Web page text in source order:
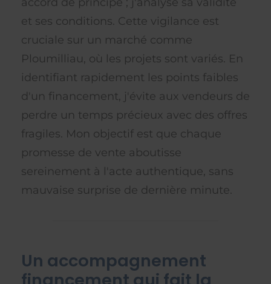
et ses conditions. Cette vigilance est
cruciale sur un marché comme
Ploumilliau, où les projets sont variés. En
identifiant rapidement les points faibles
d'un financement, j'évite aux vendeurs de
perdre un temps précieux avec des offres
fragiles. Mon objectif est que chaque
promesse de vente aboutisse
sereinement à l'acte authentique, sans
mauvaise surprise de dernière minute.
Un accompagnement